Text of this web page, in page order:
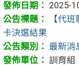
2025-
【代
卡決選結果
最新消
訓育組